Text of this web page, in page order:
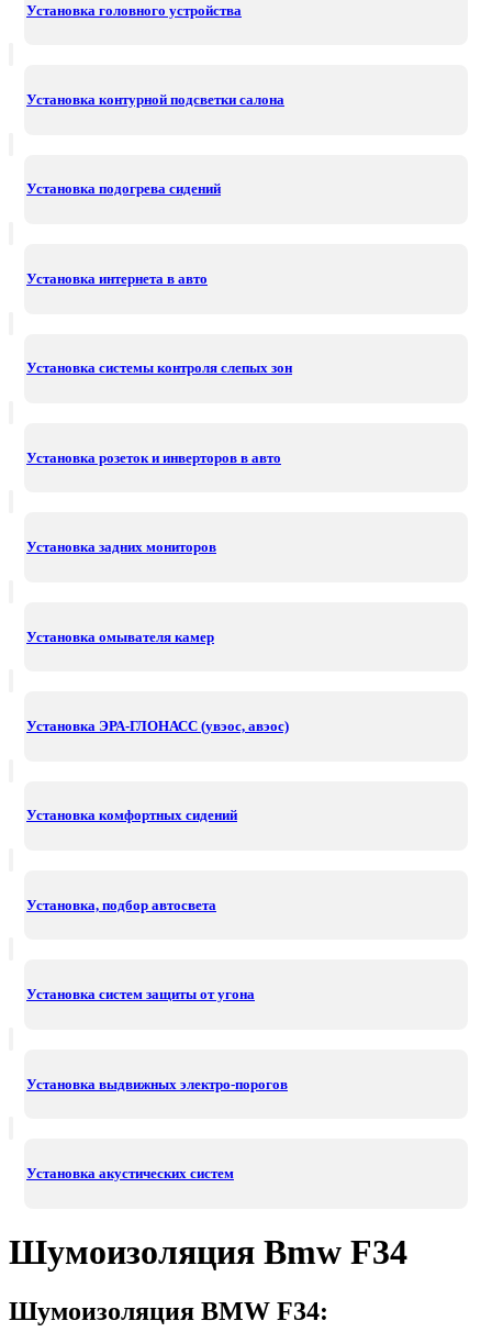
Установка головного устройства
Установка контурной подсветки салона
Установка подогрева сидений
Установка интернета в авто
Установка системы контроля слепых зон
Установка розеток и инверторов в авто
Установка задних мониторов
Установка омывателя камер
Установка ЭРА-ГЛОНАСС (увэос, авэос)
Установка комфортных сидений
Установка, подбор автосвета
Установка систем защиты от угона
Установка выдвижных электро-порогов
Установка акустических систем
Шумоизоляция Bmw F34
Шумоизоляция BMW F34: